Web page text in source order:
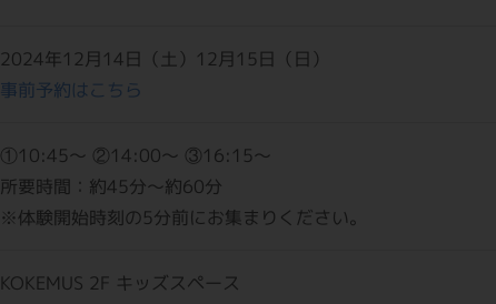
2024年12月14日（土）12月15日（日）
事前予約はこちら
①10:45〜 ②14:00〜 ③16:15〜
所要時間：約45分〜約60分
※体験開始時刻の5分前にお集まりください。
KOKEMUS 2F キッズスペース